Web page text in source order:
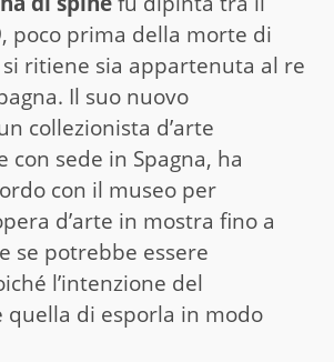
poco prima della morte di
si ritiene sia appartenuta al re
Il suo nuovo
collezionista d’arte
con sede in Spagna, ha
con il museo per
d’arte in mostra fino a
se potrebbe essere
l’intenzione del
di esporla in modo